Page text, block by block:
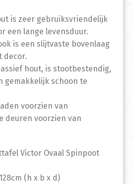
is zeer gebruiksvriendelijk
een lange levensduur.
is een slijtvaste bovenlaag
decor.
hout, is stootbestendig,
gemakkelijk schoon te
voorzien van
deuren voorzien van
Victor Ovaal Spinpoot
(h x b x d)